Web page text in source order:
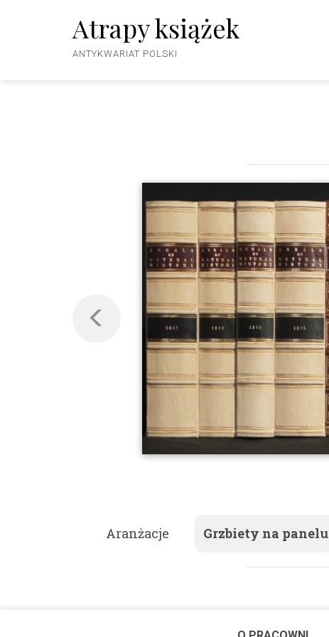
Atrapy książek
ANTYKWARIAT POLSKI
Aranżacje Grzbiety na panelu